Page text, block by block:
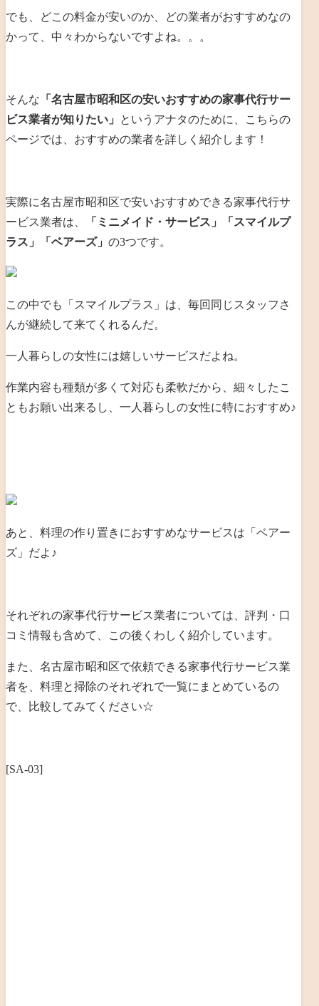
でも、どこの料金が安いのか、どの業者がおすすめなの
かって、中々わからないですよね。。。
そんな 「名古屋市昭和区の安いおすすめの家事代行サー
ビス業者が知りたい」
というアナタのために、こちらの
ページでは、おすすめの業者を詳しく紹介します！
実際に名古屋市昭和区で安いおすすめできる家事代行サ
ービス業者は、
「ミニメイド・サービス」「スマイルプ
ラス」「ベアーズ」 の3つです。
この中でも「スマイルプラス」は、毎回同じスタッフさ
んが継続して来てくれるんだ。
一人暮らしの女性には嬉しいサービスだよね。
作業内容も種類が多くて対応も柔軟だから、細々したこ
ともお願い出来るし、一人暮らしの女性に特におすすめ♪
あと、料理の作り置きにおすすめなサービスは「ベアー
ズ」だよ♪
それぞれの家事代行サービス業者については、評判・口
コミ情報も含めて、この後くわしく紹介しています。
また、名古屋市昭和区で依頼できる家事代行サービス業
者を、料理と掃除のそれぞれで一覧にまとめているの
で、比較してみてください☆
[SA-03]